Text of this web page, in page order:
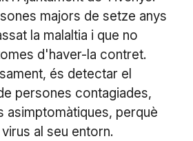
majors de setze anys
la malaltia i que no
d'haver-la contret.
és detectar el
persones contagiades,
asimptomàtiques, perquè
al seu entorn.